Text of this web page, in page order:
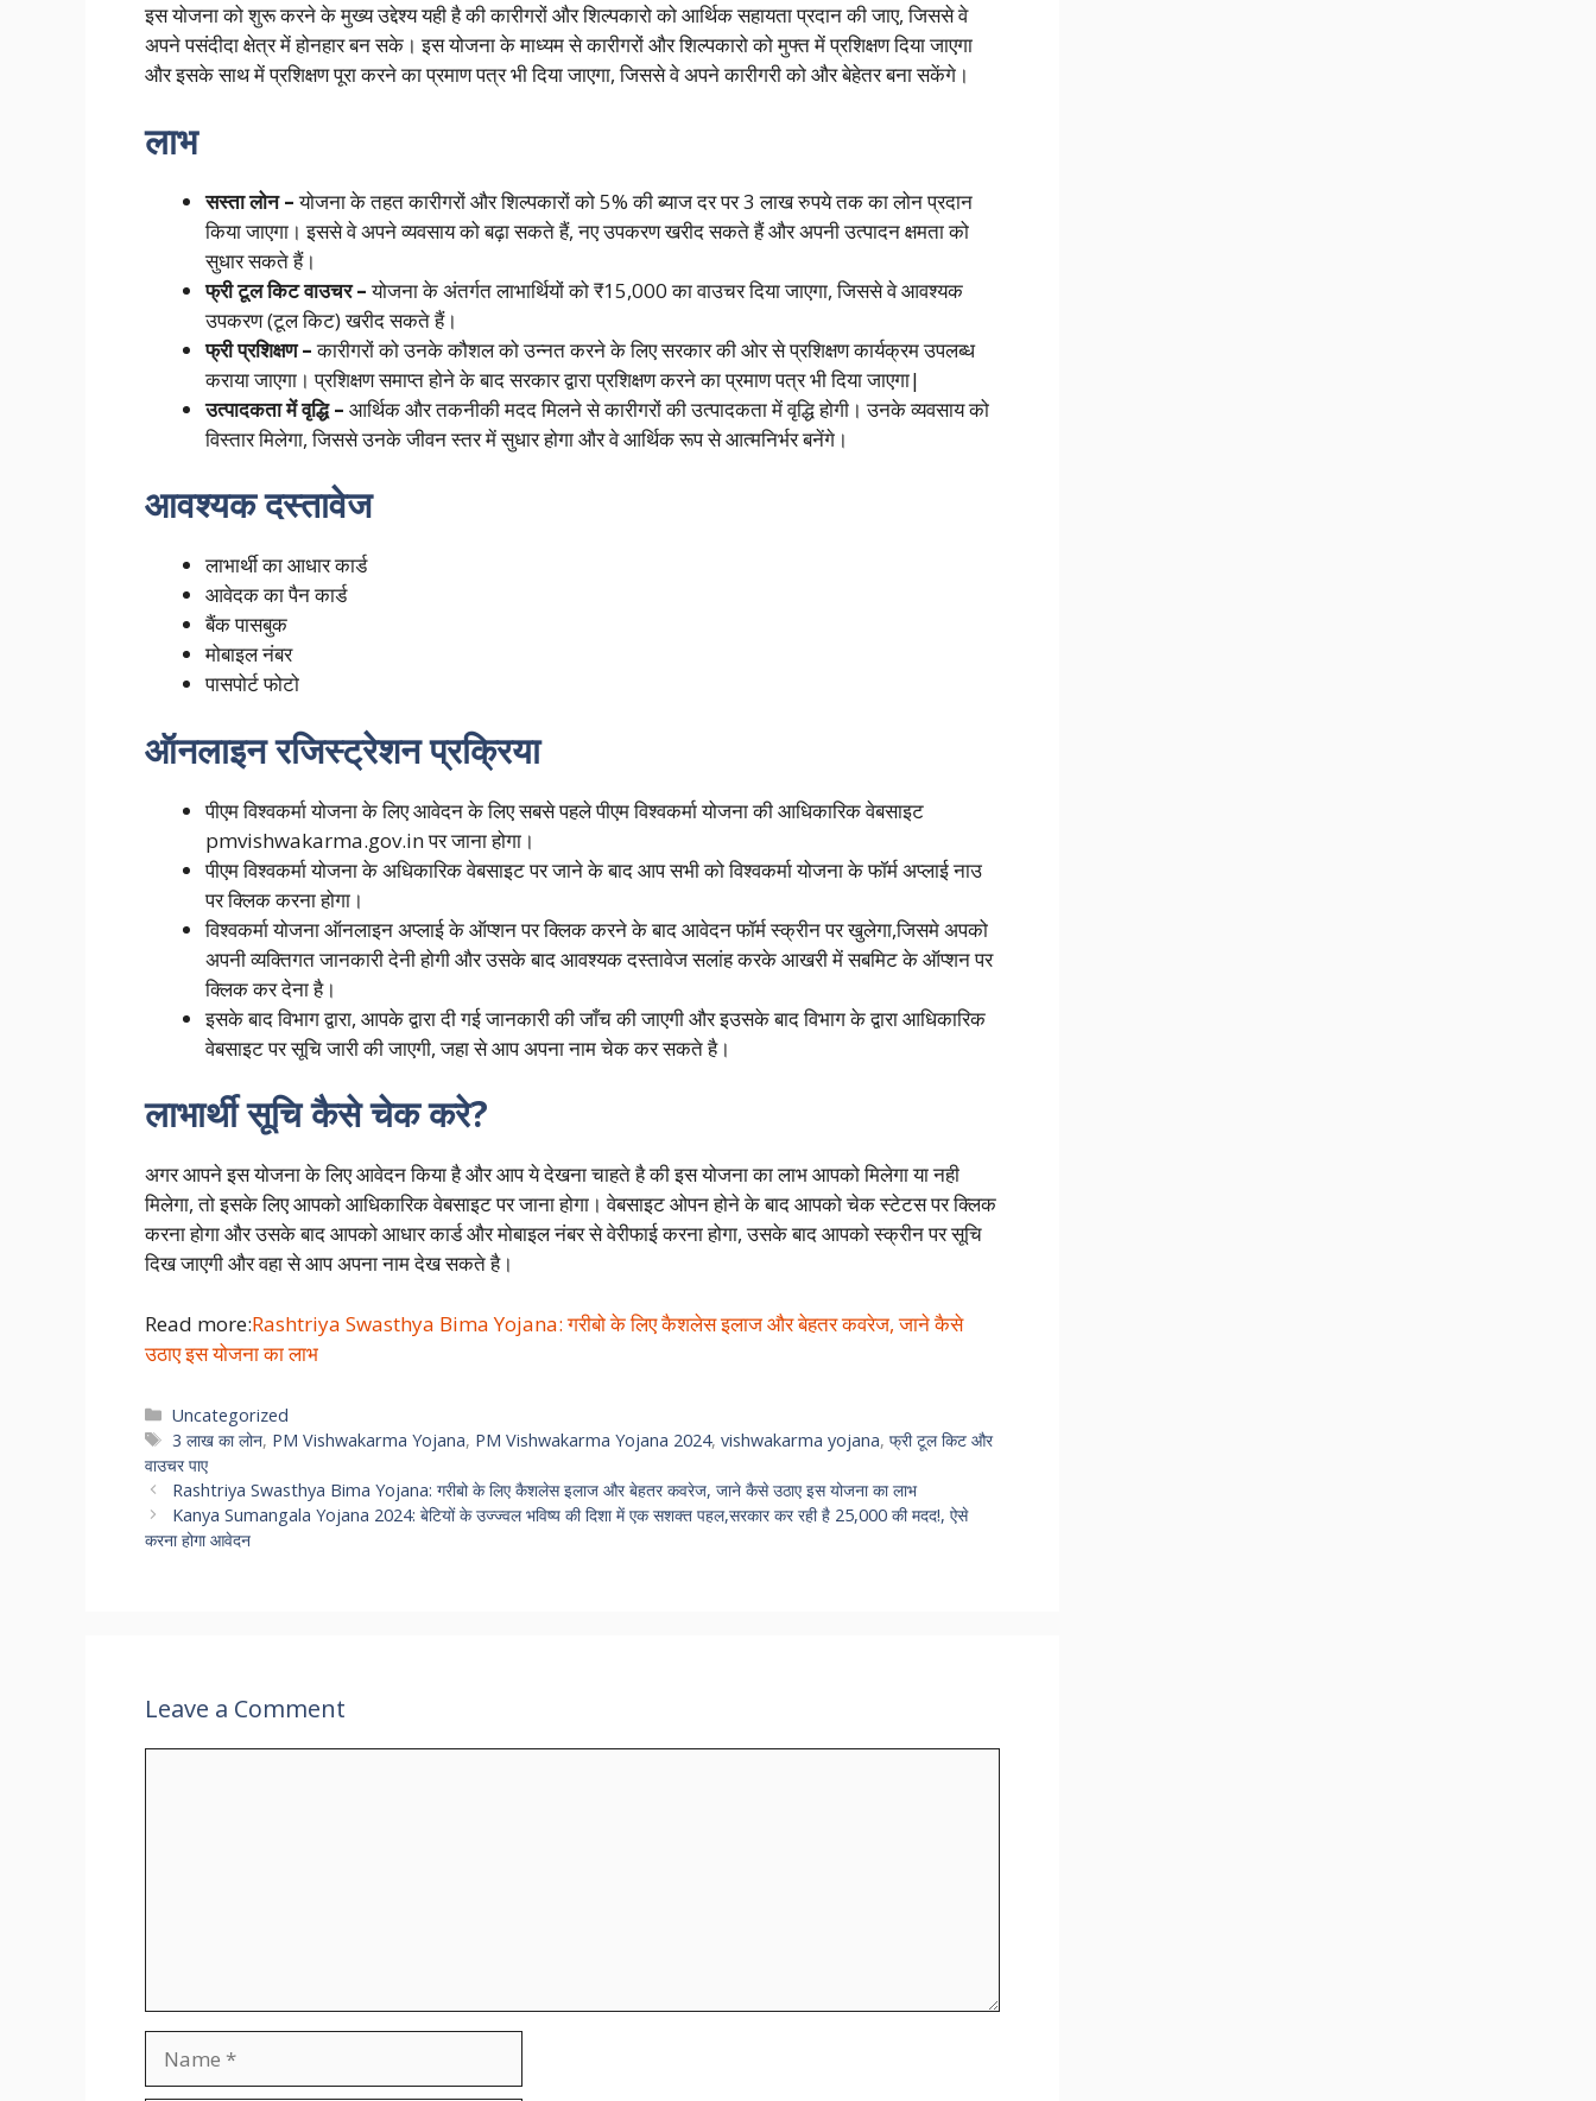
इस योजना को शुरू करने के मुख्य उद्देश्य यही है की कारीगरों और शिल्पकारो को आर्थिक सहायता प्रदान की जाए, जिससे वे
अपने पसंदीदा क्षेत्र में होनहार बन सके। इस योजना के माध्यम से कारीगरों और शिल्पकारो को मुफ्त में प्रशिक्षण दिया जाएगा
और इसके साथ में प्रशिक्षण पूरा करने का प्रमाण पत्र भी दिया जाएगा, जिससे वे अपने कारीगरी को और बेहेतर बना सकेंगे।
लाभ
सस्ता लोन –योजना के तहत कारीगरों और शिल्पकारों को 5% की ब्याज दर पर 3 लाख रुपये तक का लोन प्रदान
किया जाएगा। इससे वे अपने व्यवसाय को बढ़ा सकते हैं, नए उपकरण खरीद सकते हैं और अपनी उत्पादन क्षमता को
सुधार सकते हैं।
फ्री टूल किट वाउचर –योजना के अंतर्गत लाभार्थियों को ₹15,000 का वाउचर दिया जाएगा, जिससे वे आवश्यक
उपकरण (टूल किट) खरीद सकते हैं।
फ्री प्रशिक्षण –कारीगरों को उनके कौशल को उन्नत करने के लिए सरकार की ओर से प्रशिक्षण कार्यक्रम उपलब्ध
कराया जाएगा। प्रशिक्षण समाप्त होने के बाद सरकार द्वारा प्रशिक्षण करने का प्रमाण पत्र भी दिया जाएगा|
उत्पादकता में वृद्धि – आर्थिक और तकनीकी मदद मिलने से कारीगरों की उत्पादकता में वृद्धि होगी। उनके व्यवसाय को
विस्तार मिलेगा, जिससे उनके जीवन स्तर में सुधार होगा और वे आर्थिक रूप से आत्मनिर्भर बनेंगे।
आवश्यक दस्तावेज
लाभार्थी का आधार कार्ड
आवेदक का पैन कार्ड
बैंक पासबुक
मोबाइल नंबर
पासपोर्ट फोटो
ऑनलाइन रजिस्ट्रेशन प्रक्रिया
पीएम विश्वकर्मा योजना के लिए आवेदन के लिए सबसे पहले पीएम विश्वकर्मा योजना की आधिकारिक वेबसाइट
pmvishwakarma.gov.in पर जाना होगा।
पीएम विश्वकर्मा योजना के अधिकारिक वेबसाइट पर जाने के बाद आप सभी को विश्वकर्मा योजना के फॉर्म अप्लाई नाउ
पर क्लिक करना होगा।
विश्वकर्मा योजना ऑनलाइन अप्लाई के ऑप्शन पर क्लिक करने के बाद आवेदन फॉर्म स्क्रीन पर खुलेगा,जिसमे अपको
अपनी व्यक्तिगत जानकारी देनी होगी और उसके बाद आवश्यक दस्तावेज सलांह करके आखरी में सबमिट के ऑप्शन पर
क्लिक कर देना है।
इसके बाद विभाग द्वारा, आपके द्वारा दी गई जानकारी की जाँच की जाएगी और इउसके बाद विभाग के द्वारा आधिकारिक
वेबसाइट पर सूचि जारी की जाएगी, जहा से आप अपना नाम चेक कर सकते है।
लाभार्थी सूचि कैसे चेक करे?
अगर आपने इस योजना के लिए आवेदन किया है और आप ये देखना चाहते है की इस योजना का लाभ आपको मिलेगा या नही
मिलेगा, तो इसके लिए आपको आधिकारिक वेबसाइट पर जाना होगा। वेबसाइट ओपन होने के बाद आपको चेक स्टेटस पर क्लिक
करना होगा और उसके बाद आपको आधार कार्ड और मोबाइल नंबर से वेरीफाई करना होगा, उसके बाद आपको स्क्रीन पर सूचि
दिख जाएगी और वहा से आप अपना नाम देख सकते है।
Read more:Rashtriya Swasthya Bima Yojana: गरीबो के लिए कैशलेस इलाज और बेहतर कवरेज, जाने कैसे
उठाए इस योजना का लाभ
Categories
Uncategorized
Tags
3 लाख का लोन, PM Vishwakarma Yojana, PM Vishwakarma Yojana 2024,vishwakarma yojana,फ्री टूल किट और
वाउचर पाए
Rashtriya Swasthya Bima Yojana: गरीबो के लिए कैशलेस इलाज और बेहतर कवरेज, जाने कैसे उठाए इस योजना का लाभ
Kanya Sumangala Yojana 2024: बेटियों के उज्ज्वल भविष्य की दिशा में एक सशक्त पहल,सरकार कर रही है 25,000 की मदद!, ऐसे
करना होगा आवेदन
Leave a Comment